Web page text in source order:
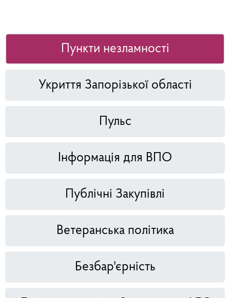
Пункти незламності
Укриття Запорізької області
Пульс
Інформація для ВПО
Публічні Закупівлі
Ветеранська політика
Безбар'єрність